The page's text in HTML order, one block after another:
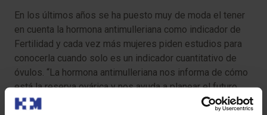
En los últimos años se ha puesto muy de moda el tener
en cuenta la hormona antimulleriana como indicador de
Fertilidad y cada vez más mujeres piden estudios para
conocerla cuando solo es un indicador cuantitativo de
óvulos. “La hormona antimulleriana nos informa de cómo
está la reserva ovárica y nos ayuda a planear el futuro.
Cada mes las mujeres conseguimos madurar un óvulo y